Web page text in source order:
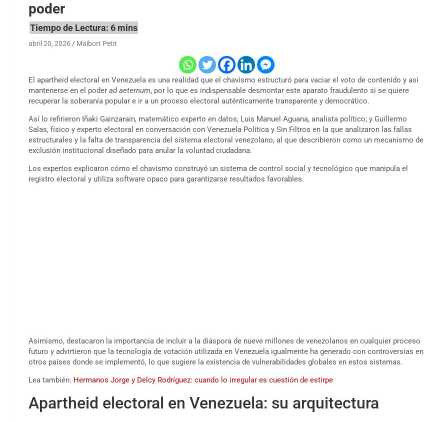
poder
abril 20, 2026 Maibort Petit
El apartheid electoral en Venezuela es una realidad que el chavismo estructuró para vaciar el voto de contenido y así
mantenerse en el poder ad aeternum, por lo que es indispensable desmontar este aparato fraudulento si se quiere
recuperar la soberanía popular e ir a un proceso electoral auténticamente transparente y democrático.
Así lo refirieron Iñaki Gainzarain, matemático experto en datos; Luis Manuel Aguana, analista político; y Guillermo
Salas, físico y experto electoral en conversación con Venezuela Política y Sin Filtros en la que analizaron las fallas
estructurales y la falta de transparencia del sistema electoral venezolano, al que describieron como un mecanismo de
exclusión institucional diseñado para anular la voluntad ciudadana.
Los expertos explicaron cómo el chavismo construyó un sistema de control social y tecnológico que manipula el
registro electoral y utiliza software opaco para garantizarse resultados favorables.
Asimismo, destacaron la importancia de incluir a la diáspora de nueve millones de venezolanos en cualquier proceso
futuro y advirtieron que la tecnología de votación utilizada en Venezuela igualmente ha generado con controversias en
otros países donde se implementó, lo que sugiere la existencia de vulnerabilidades globales en estos sistemas.
Lea también: Hermanos Jorge y Delcy Rodríguez: cuando lo irregular es cuestión de estirpe
Apartheid electoral en Venezuela: su arquitectura